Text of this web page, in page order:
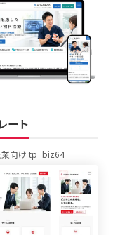
ート
業向け tp_biz64